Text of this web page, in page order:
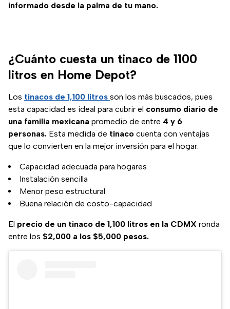
informado desde la palma de tu mano.
¿Cuánto cuesta un tinaco de 1100
litros en Home Depot?
Los tinacos de 1,100 litros son los más buscados, pues
esta capacidad es ideal para cubrir el consumo diario de
una familia mexicana promedio de entre 4 y 6
personas. Esta medida de tinaco cuenta con ventajas
que lo convierten en la mejor inversión para el hogar:
Capacidad adecuada para hogares
Instalación sencilla
Menor peso estructural
Buena relación de costo-capacidad
El precio de un tinaco de 1,100 litros en la CDMX ronda
entre los $2,000 a los $5,000 pesos.